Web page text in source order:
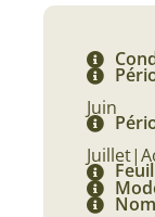
Juin